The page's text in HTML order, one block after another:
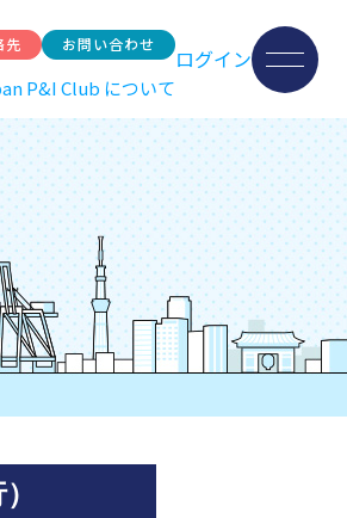
先 お問い合わせ
P&I Club について
ログイン